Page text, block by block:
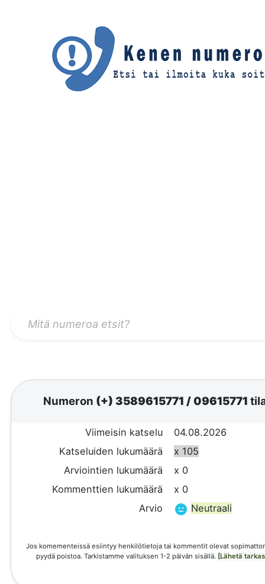
Numeron (+) 3589615771/09615771
Viimeisin katselu
04.08.2026
Katseluiden lukumäärä
x 105
Arviointien lukumäärä
x 0
Kommenttien lukumäärä
x 0
Arvio
Neutraali
Jos komementeissä esiintyy henkilötietoja tai kommentit olevat
pyydä poistoa. Tarkistamme valituksen 1-2 päivän sisällä. [Lähetä